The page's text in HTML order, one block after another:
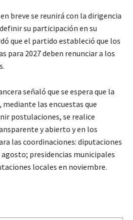
breve se reunirá con la dirigencia
su participación en su
que el partido estableció que los
para 2027 deben renunciar a los
señaló que se espera que la
las encuestas que
postulaciones, se realice
y abierto y en los
las coordinaciones: diputaciones
presidencias municipales
locales en noviembre.